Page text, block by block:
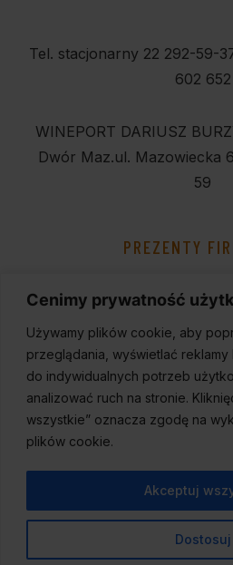
Cenimy prywatność
Używamy plików cookie, aby
przeglądania, wyświetlać
do indywidualnych potrzeb
analizować ruch na stronie.
wszystkie” oznacza zgodę na
plików cookie.
Dostosuj
Akceptuj
Tel. stacjonarny 22 292-59-
602 652
WINEPORT DARIUSZ
Dwór Maz.ul. Mazowiecka
59
PREZENTY